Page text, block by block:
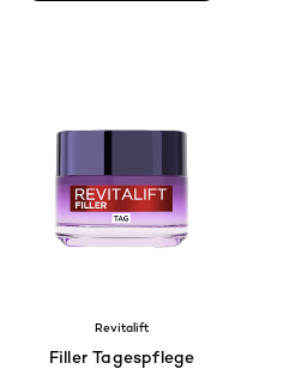
Revitalift
Filler Tagespflege